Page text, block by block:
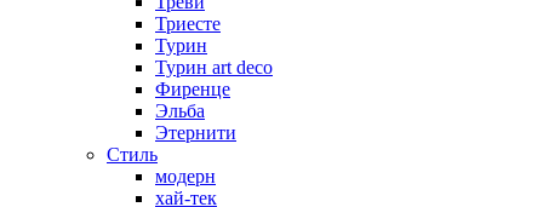
Триесте
Турин
Турин art deco
Фиренце
Эльба
Этернити
Стиль
модерн
хай-тек